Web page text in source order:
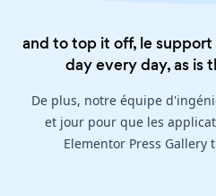
and to top it off, le
day every day, as is
De plus, notre équipe
et jour pour que les
Elementor Press Gallery